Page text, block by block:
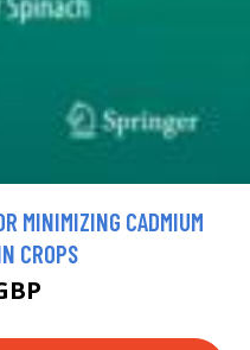
MINIMIZING CADMIUM
CROPS